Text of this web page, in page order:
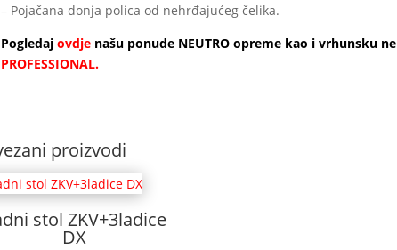
– Pojačana donja polica od nehrđajućeg čelika.
Pogledaj ovdjenašu ponude NEUTRO opreme kao i vrhunsku
PROFESSIONAL.
proizvodi
stol ZKV+3ladice
DX